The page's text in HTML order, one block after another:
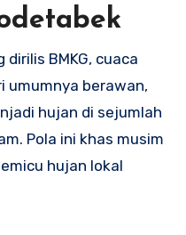
BMKG, cuaca
umumnya berawan,
hujan di sejumlah
Pola ini khas musim
hujan lokal